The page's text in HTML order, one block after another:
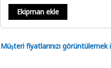
Ekipman ekle
Müşteri fiyatlarınızı